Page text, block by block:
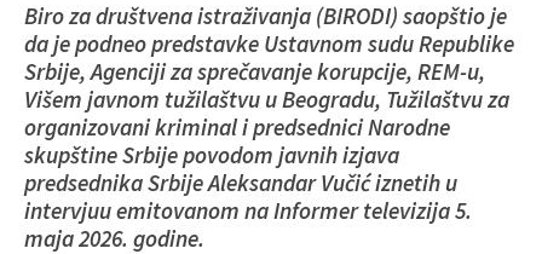
Biro za društvena istraživanja (BIRODI) saopštio je
da je podneo predstavke Ustavnom sudu Republike
Srbije, Agenciji za sprečavanje korupcije, REM-u,
Višem javnom tužilaštvu u Beogradu, Tužilaštvu za
organizovani kriminal i predsednici Narodne
skupštine Srbije povodom javnih izjava
predsednika Srbije Aleksandar Vučić iznetih u
intervjuu emitovanom na Informer televizija 5.
maja 2026. godine.